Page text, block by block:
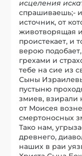
исцеления
спрашиваешь;-
источник, от
животворящая
проистекает, и
верою
грехами и
тебе на сие из
Сыны
пустыню
змиев,
от Моисея
смертоносных
Тако нам,
древнего,
наших в раи